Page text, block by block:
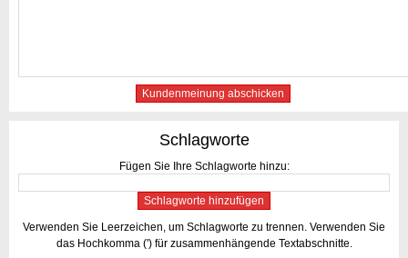
Kundenmeinung abschicken
Schlagworte
Fügen Sie Ihre Schlagworte hinzu:
Schlagworte hinzufügen
Verwenden Sie Leerzeichen, um Schlagworte zu trennen. Verwenden Sie
das Hochkomma (') für zusammenhängende Textabschnitte.